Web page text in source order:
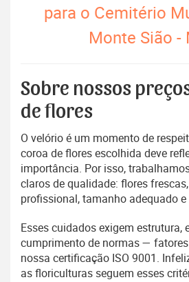
para o Cemitério
Monte Sião -
Sobre nossos
de flores
O velório é um momento de
coroa de flores escolhida deve
importância. Por isso,
claros de qualidade: flores
profissional, tamanho adequado
Esses cuidados exigem estrutura,
cumprimento de normas —
nossa certificação ISO 9001.
as floriculturas seguem esses